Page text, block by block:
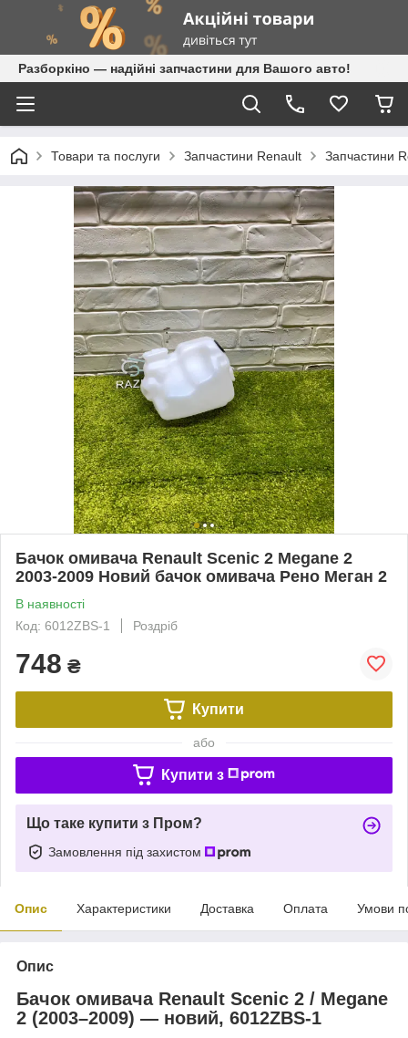
Разборкіно — надійні запчастини для Вашого авто!
Товари та послуги Запчастини Renault Запчастини
Бачок омивача Renault Scenic 2 Megane 2
2003-2009 Новий бачок омивача Рено Меган 2
В наявності
Код: 6012ZBS-1
Роздріб
748 ₴
Купити
або
Купити з
Що таке купити з Пром?
Замовлення під захистом
Опис Характеристики Доставка Оплата Умови
Опис
Бачок омивача Renault Scenic 2 / Megane
2 (2003–2009) — новий, 6012ZBS-1